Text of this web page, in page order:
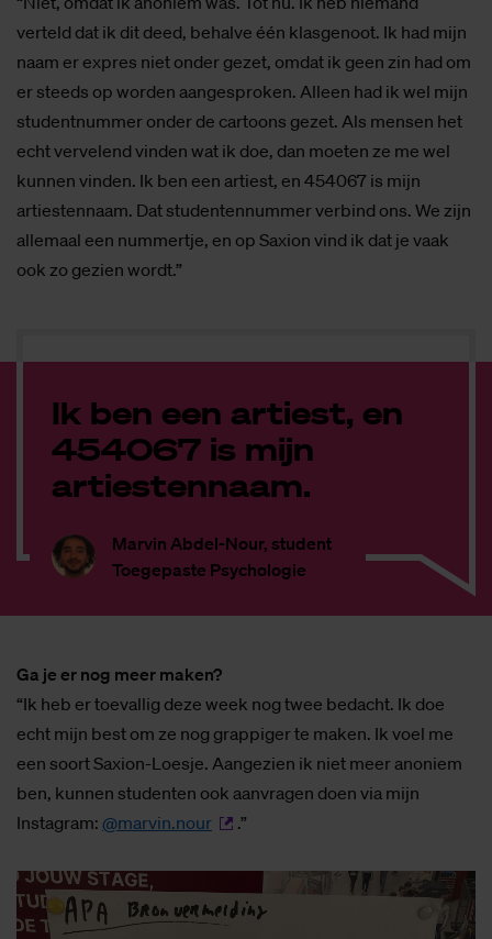
verteld dat ik dit deed, behalve één klasgenoot. Ik had mijn
naam er expres niet onder gezet, omdat ik geen zin had om
er steeds op worden aangesproken. Alleen had ik wel mijn
studentnummer onder de cartoons gezet. Als mensen het
echt vervelend vinden wat ik doe, dan moeten ze me wel
kunnen vinden. Ik ben een artiest, en 454067 is mijn
artiestennaam. Dat studentennummer verbind ons. We zijn
allemaal een nummertje, en op Saxion vind ik dat je vaak
ook zo gezien wordt.”
Ik ben een artiest, en
454067 is mijn
artiestennaam.
Marvin Abdel-Nour, student
Toegepaste Psychologie
Ga je er nog meer maken?
“Ik heb er toevallig deze week nog twee bedacht. Ik doe
echt mijn best om ze nog grappiger te maken. Ik voel me
een soort Saxion-Loesje. Aangezien ik niet meer anoniem
ben, kunnen studenten ook aanvragen doen via mijn
Instagram: @marvin.nour .”